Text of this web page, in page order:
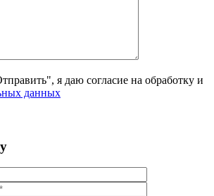
я даю согласие на обработку и
данных